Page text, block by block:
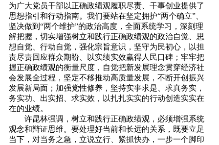
为广大党员干部以正确政绩观履职尽责、干事创业提供了
思想指引和行动指南。我们要站在坚定拥护“两个确立”、
坚决做到“两个维护”的政治高度，全面系统学习，深刻理
解把握，切实增强树立和践行正确政绩观的政治自觉、思
想自觉、行动自觉，强化宗旨意识，坚守为民初心，以担
责尽责回应群众期盼、以实绩实效赢得人民口碑；牢牢把
握正确政绩观的衡量尺度，自觉把新发展理念贯穿经济社
会发展全过程，坚定不移推动高质量发展，不断开创振兴
发展新局面；加强党性修养，坚持实事求是、求真务实，
务实功、出实招、求实效，以扎扎实实的行动创造实实在
在的业绩。
许昆林强调，树立和践行正确政绩观，必须增强系统
观念和辩证思维。要处理好当前和长远的关系，既要立足
当下，对当务之急，立说立行、紧抓快办，一步一个脚印